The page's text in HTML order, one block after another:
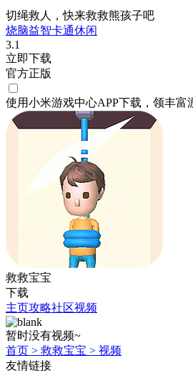
切绳救人，快来救救熊孩子吧
烧脑益智卡通休闲
3.1
立即下载
官方正版
使用小米游戏中心APP下载 ，领丰富
救救宝宝
下载
主页攻略社区视频
暂时没有视频~
首页 > 救救宝宝 > 视频
友情链接